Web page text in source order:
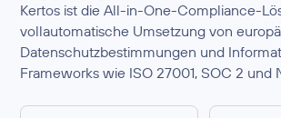
Kertos ist die All-in-One-Compliance-
vollautomatische Umsetzung von
Datenschutzbestimmungen und
Frameworks wie ISO 27001, SOC 2 und